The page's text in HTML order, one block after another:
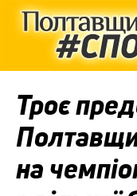
Троє
на